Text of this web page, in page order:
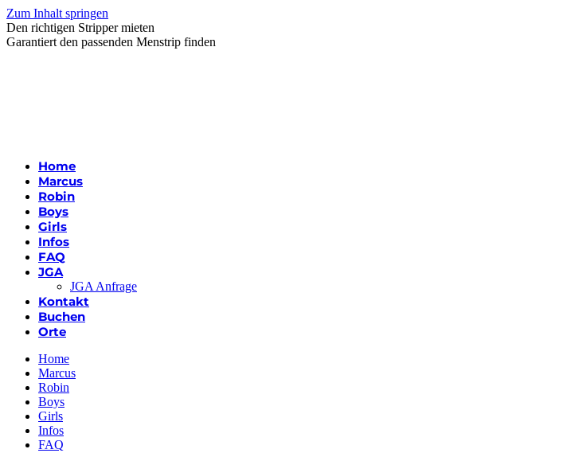
Zum Inhalt springen
Den richtigen Stripper mieten
Garantiert den passenden Menstrip finden
Home
Marcus
Robin
Boys
Girls
Infos
FAQ
JGA
JGA Anfrage
Kontakt
Buchen
Orte
Home
Marcus
Robin
Boys
Girls
Infos
FAQ